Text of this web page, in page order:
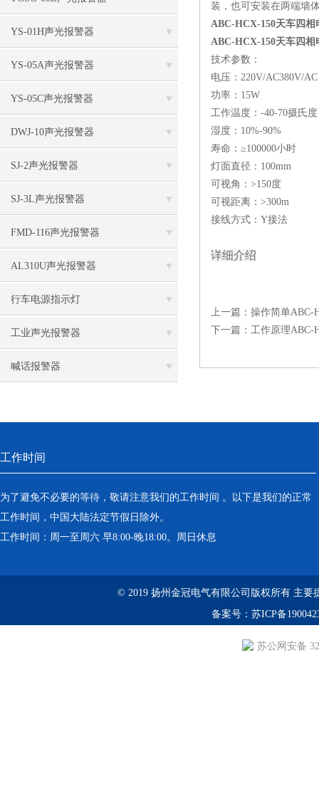
YS-01H声光报警器
YS-05A声光报警器
YS-05C声光报警器
DWJ-10声光报警器
SJ-2声光报警器
SJ-3L声光报警器
FMD-116声光报警器
AL310U声光报警器
行车电源指示灯
工业声光报警器
喊话报警器
装，也可安装在两端墙
ABC-HCX-150天车四相
ABC-HCX-150天车四相
技术参数：
电压：220V/AC380V/
功率：15W
工作温度：-40-70摄氏度
湿度：10%-90%
寿命：≥100000小时
灯面直径：100mm
可视角：>150度
可视距离：>300m
接线方式：Y接法
详细介绍
上一篇： 操作简单ABC-
下一篇： 工作原理ABC-
工作时间
为了避免不必要的等待，敬请注意我们的工作时间 。以下是我们的正常
工作时间，中国大陆法定节假日除外。
工作时间：周一至周六 早8:00-晚18:00。周日休息
© 2019 扬州金冠电气有限公司版权所有 主要
备案号： 苏ICP备
苏公网安备